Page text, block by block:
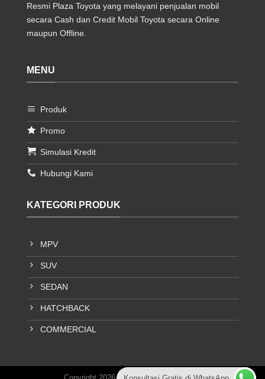
Resmi Plaza Toyota yang melayani penjualan mobil
secara Cash dan Credit Mobil Toyota secara Online
maupun Offline.
MENU
Produk
Promo
Simulasi Kredit
Hubungi Kami
KATEGORI PRODUK
MPV
SUV
SEDAN
HATCHBACK
COMMERCIAL